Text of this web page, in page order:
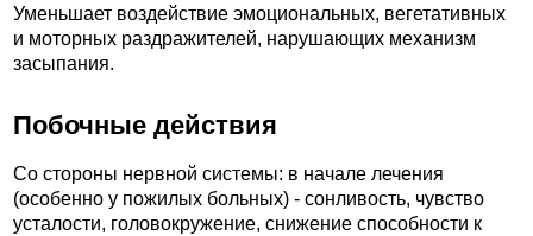
Уменьшает воздействие эмоциональных, вегетативных
и моторных раздражителей, нарушающих механизм
засыпания.
Побочные действия
Со стороны нервной системы: в начале лечения
(особенно у пожилых больных) - сонливость, чувство
усталости, головокружение, снижение способности к